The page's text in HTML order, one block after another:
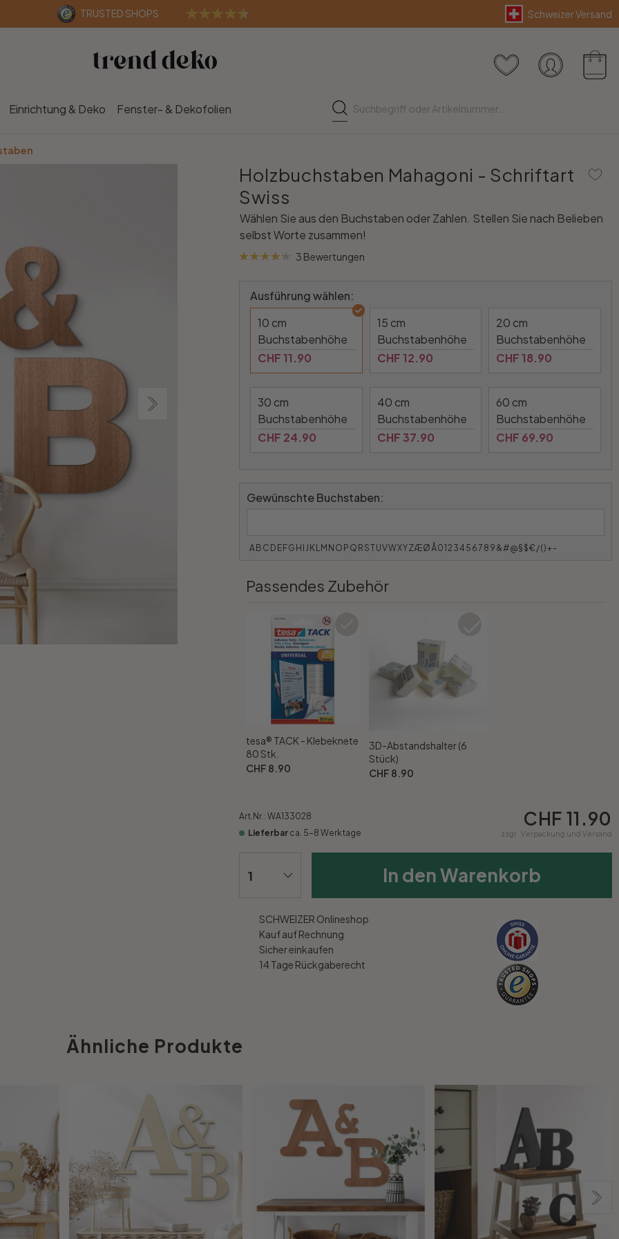
TRUSTED SHOPS Schweizer Versand
Einrichtung & Deko Fenster- & Dekofolien
Holzbuchstaben Mahagoni - Schriftart
Swiss
Wählen Sie aus den Buchstaben oder Zahlen. Stellen Sie nach Belieben
selbst Worte zusammen!
3 Bewertungen
Ausführung wählen:
10 cm
Buchstabenhöhe
CHF 11.90
15 cm
Buchstabenhöhe
CHF 12.90
20 cm
Buchstabenhöhe
CHF 18.90
30 cm
Buchstabenhöhe
CHF 24.90
40 cm
Buchstabenhöhe
CHF 37.90
60 cm
Buchstabenhöhe
CHF 69.90
Gewünschte Buchstaben:
ABCDEFGHIJKLMNOPQRSTUVWXYZÆØÅ0123456789&#@§$€/()+-
Passendes Zubehör
tesa® TACK - Klebeknete
80 Stk.
CHF 8.90
3D-Abstandshalter (6
Stück)
CHF 8.90
Art.Nr.: WA133028
Lieferbar ca. 5-8 Werktage
CHF 11.90
zzgl. Verpackung und Versand
In den Warenkorb
SCHWEIZER Onlineshop
Kauf auf Rechnung
Sicher einkaufen
14 Tage Rückgaberecht
Ähnliche Produkte